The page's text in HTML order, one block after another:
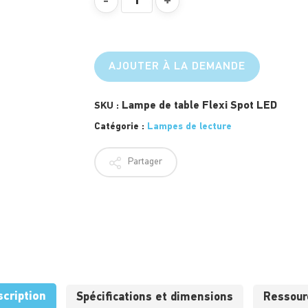
AJOUTER À LA DEMANDE
SKU : Lampe de table Flexi Spot LED
Catégorie : Lampes de lecture
Partager
Spécifications et dimensions